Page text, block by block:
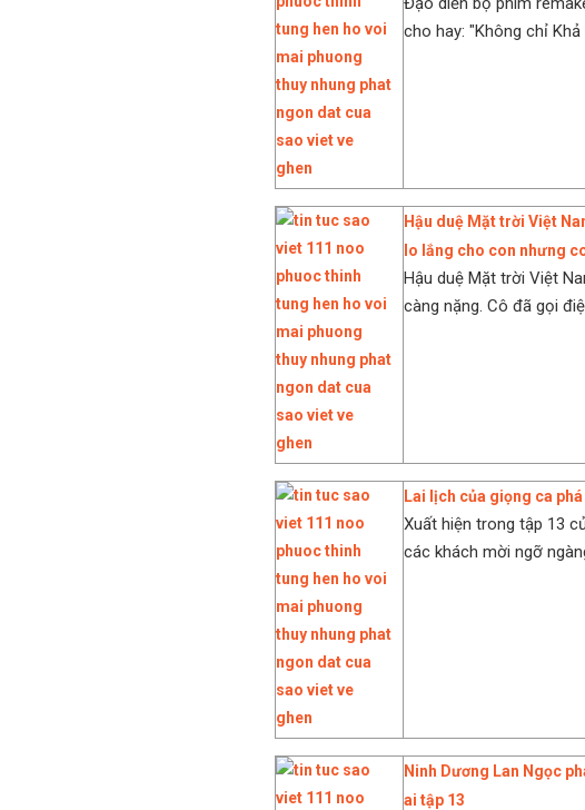
cho hay: "Không chỉ Khả
Hậu duệ Mặt trời Việt
lo lắng cho con nhưng
Hậu duệ Mặt trời Việt
càng nặng. Cô đã gọi
Lai lịch của giọng ca
Xuất hiện trong tập 13
các khách mời ngỡ
Ninh Dương Lan Ngọc
ai tập 13